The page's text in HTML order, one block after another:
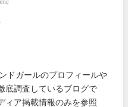
ドガールのプロフィールや
底調査しているブログで
ィア掲載情報のみを参照